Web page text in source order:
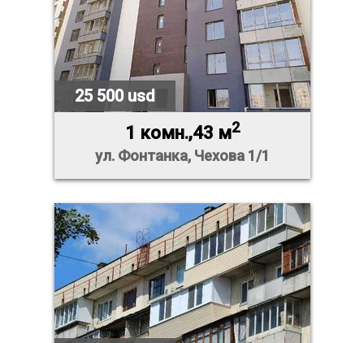
25 500 usd
1 комн.,43 м2
ул. Фонтанка, Чехова 1/1